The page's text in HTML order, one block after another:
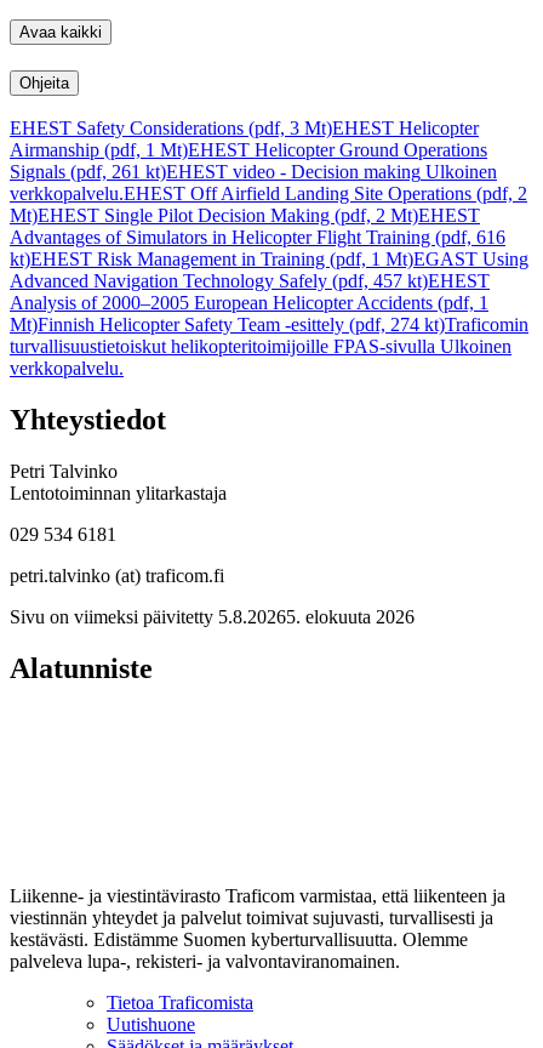
Avaa kaikki
Ohjeita
EHEST Safety Considerations (pdf, 3 Mt)EHEST Helicopter
Airmanship (pdf, 1 Mt)EHEST Helicopter Ground Operations
Signals (pdf, 261 kt)EHEST video - Decision making Ulkoinen
verkkopalvelu.EHEST Off Airfield Landing Site Operations (pdf, 2
Mt)EHEST Single Pilot Decision Making (pdf, 2 Mt)EHEST
Advantages of Simulators in Helicopter Flight Training (pdf, 616
kt)EHEST Risk Management in Training (pdf, 1 Mt)EGAST Using
Advanced Navigation Technology Safely (pdf, 457 kt)EHEST
Analysis of 2000–2005 European Helicopter Accidents (pdf, 1
Mt)Finnish Helicopter Safety Team -esittely (pdf, 274 kt)Traficomin
turvallisuustietoiskut helikopteritoimijoille FPAS-sivulla Ulkoinen
verkkopalvelu.
Yhteystiedot
Petri Talvinko
Lentotoiminnan ylitarkastaja
029 534 6181
petri.talvinko (at) traficom.fi
Sivu on viimeksi päivitetty 5.8.20265. elokuuta 2026
Alatunniste
Liikenne- ja viestintävirasto Traficom varmistaa, että liikenteen ja
viestinnän yhteydet ja palvelut toimivat sujuvasti, turvallisesti ja
kestävästi. Edistämme Suomen kyberturvallisuutta. Olemme
palveleva lupa-, rekisteri- ja valvontaviranomainen.
Tietoa Traficomista
Uutishuone